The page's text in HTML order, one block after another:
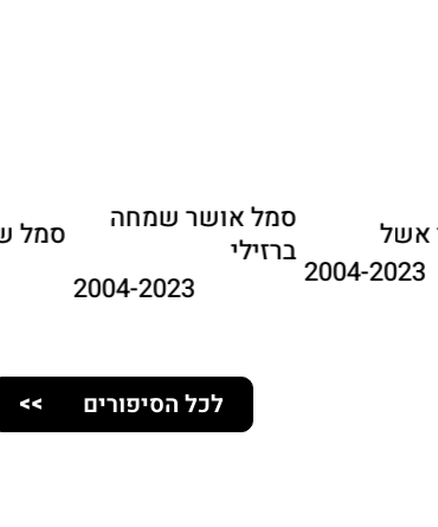
סמל אושר שמחה
2004-2023
סמל רוני אשל
2004-2023
לכל הסיפורים